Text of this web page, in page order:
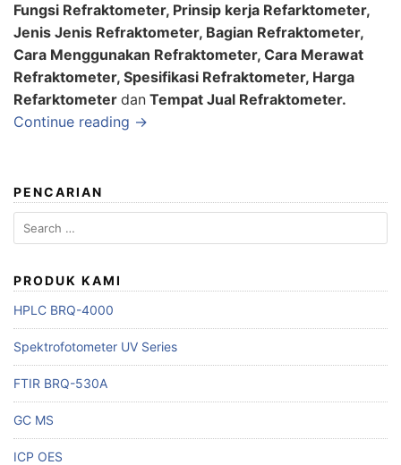
Fungsi Refraktometer, Prinsip kerja Refarktometer,
Jenis Jenis Refraktometer, Bagian Refraktometer,
Cara Menggunakan Refraktometer, Cara Merawat
Refraktometer, Spesifikasi Refraktometer, Harga
Refarktometer dan Tempat Jual Refraktometer.
Continue reading →
PENCARIAN
Search
for:
PRODUK KAMI
HPLC BRQ-4000
Spektrofotometer UV Series
FTIR BRQ-530A
GC MS
ICP OES